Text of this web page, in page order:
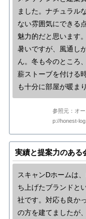
ました。ナチュラル
ない雰囲気にできる
魅力的だと思います
暑いですが、風通し
ん。冬も今のところ
薪ストーブを付ける
も十分に部屋が暖ま
参照元：オ
p://honest-
実績と提案力のある
スキャンDホームは
ち上げたブランドと
社です。対応も良か
の方を建てましたが